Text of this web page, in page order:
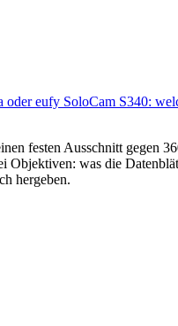
oder eufy SoloCam S340:
festen Ausschnitt gegen
Objektiven: was die
hergeben.